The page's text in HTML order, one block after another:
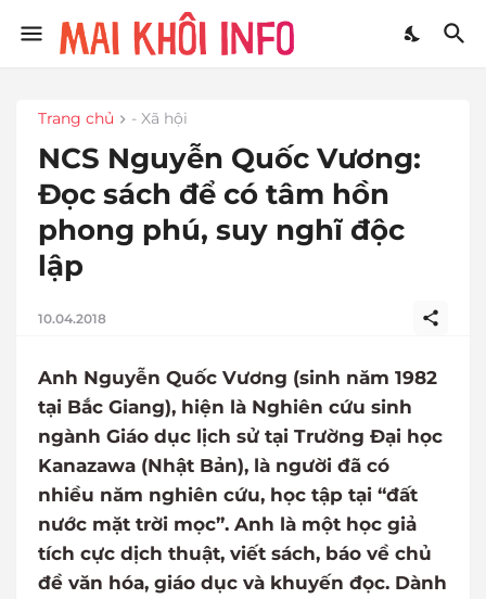
Trang chủ - Xã hội
NCS Nguyễn Quốc Vương:
Đọc sách để có tâm hồn
phong phú, suy nghĩ độc
lập
10.04.2018
Anh Nguyễn Quốc Vương (sinh năm 1982
tại Bắc Giang), hiện là Nghiên cứu sinh
ngành Giáo dục lịch sử tại Trường Đại học
Kanazawa (Nhật Bản), là người đã có
nhiều năm nghiên cứu, học tập tại “đất
nước mặt trời mọc”. Anh là một học giả
tích cực dịch thuật, viết sách, báo về chủ
đề văn hóa, giáo dục và khuyến đọc. Dành